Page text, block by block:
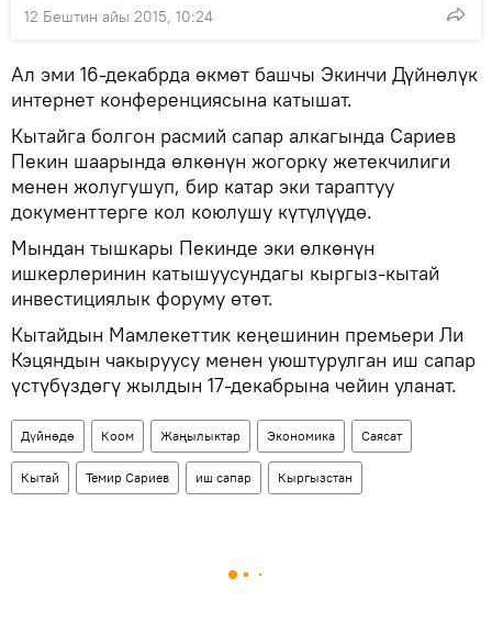
12 Бештин айы 2015, 10:24
Ал эми 16-декабрда өкмөт башчы Экинчи Дүйнөлүк
интернет конференциясына катышат.
Кытайга болгон расмий сапар алкагында Сариев
Пекин шаарында өлкөнүн жогорку жетекчилиги
менен жолугушуп, бир катар эки тараптуу
документтерге кол коюлушу күтүлүүдө.
Мындан тышкары Пекинде эки өлкөнүн
ишкерлеринин катышуусундагы кыргыз-кытай
инвестициялык форуму өтөт.
Кытайдын Мамлекеттик кеңешинин премьери Ли
Кэцяндын чакыруусу менен уюштурулган иш сапар
үстүбүздөгү жылдын 17-декабрына чейин уланат.
Дүйнөдө Коом Жаңылыктар Экономика Саясат
Кытай Темир Сариев иш сапар Кыргызстан